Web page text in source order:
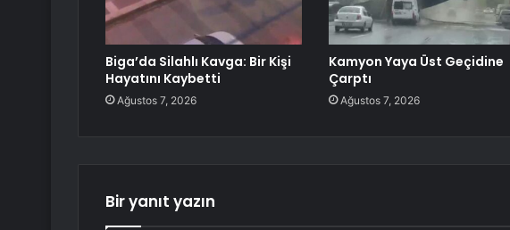
Biga’da Silahlı Kavga: Bir Kişi
Hayatını Kaybetti
Ağustos 7, 2026
Kamyon Yaya Üst Geçidine
Çarptı
Ağustos 7, 2026
Bir yanıt yazın